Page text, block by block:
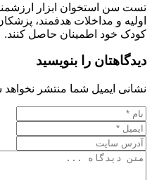
تست سن استخوان ابزار
اولیه و مداخلات هدفمند،
کودک خود اطمینان حاصل کنند.
دیدگاهتان را بنویسید
نشانی ایمیل شما منتشر